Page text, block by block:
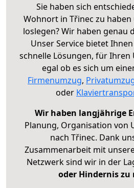
Sie haben sich
Wohnort in Třinec zu
loslegen? Wir haben genau
Unser Service bietet
schnelle Lösungen, für Ihren
egal ob es sich um
Firmenumzug,
oder
Wir haben langjährige
Planung, Organisation von
nach Třinec. Dank
Zusammenarbeit mit
Netzwerk sind wir in der
oder Hindernis zu